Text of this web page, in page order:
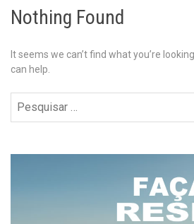
Nothing Found
It seems we can’t find what you’re
can help.
por: